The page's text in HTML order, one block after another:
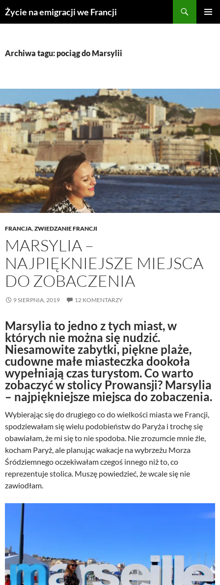
Przejdź
doŻycie na emigracji we Francji
Archiwa tagu: pociąg do Marsylii
FRANCJA,ZWIEDZANIE FRANCJI
MARSYLIA –
NAJPIĘKNIEJSZE MIEJSCA
DO ZOBACZENIA
9 SIERPNIA, 2019 12 KOMENTARZY
Marsylia to jedno z tych miast, w
których nie można się nudzić.
Niesamowite zabytki, piękne plaże,
cudowne małe miasteczka dookoła
wypełniają czas turystom. Co warto
zobaczyć w stolicy Prowansji? Marsylia
– najpiękniejsze miejsca do zobaczenia.
Wybierając się do drugiego co do wielkości miasta we Francji,
spodziewałam się wielu podobieństw do Paryża i trochę się
obawiałam, że mi się to nie spodoba. Nie zrozumcie mnie źle,
kocham Paryż, ale planując wakacje na wybrzeżu Morza
Śródziemnego oczekiwałam czegoś innego niż to, co
reprezentuje stolica. Muszę powiedzieć, że wcale się nie
zawiodłam.